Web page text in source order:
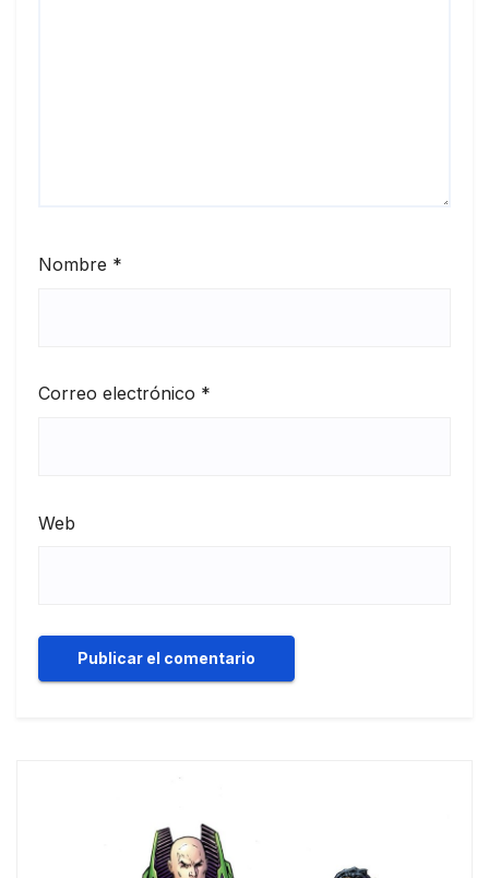
Nombre *
Correo electrónico *
Web